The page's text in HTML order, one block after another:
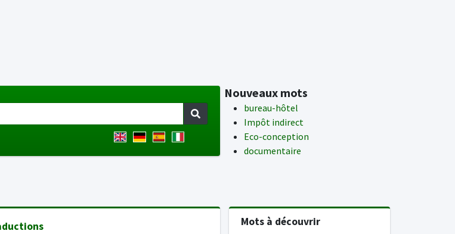
Nouveaux mots
bureau-hôtel
Impôt indirect
Eco-conception
documentaire
Mots à découvrir